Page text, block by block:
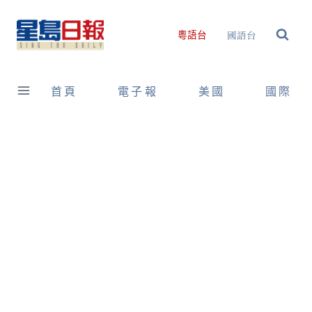
content
粵語台 國語台
首頁 電子報 美國 國際